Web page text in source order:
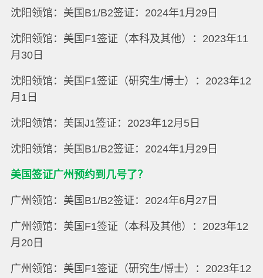
沈阳领馆：美国B1/B2签证：2024年1月29日
沈阳领馆：美国F1签证（本科及其他）：2023年11
月30日
沈阳领馆：美国F1签证（研究生/博士）：2023年12
月1日
沈阳领馆：美国J1签证：2023年12月5日
沈阳领馆：美国B1/B2签证：2024年1月29日
美国签证广州预约到几号了？
广州领馆：美国B1/B2签证：2024年6月27日
广州领馆：美国F1签证（本科及其他）：2023年12
月20日
广州领馆：美国F1签证（研究生/博士）：2023年12